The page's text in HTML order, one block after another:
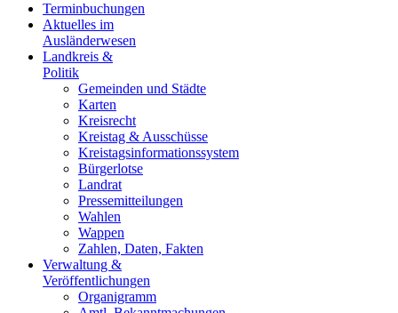
Terminbuchungen
Aktuelles im
Ausländerwesen
Landkreis &
Politik
Gemeinden und Städte
Karten
Kreisrecht
Kreistag & Ausschüsse
Kreistagsinformationssystem
Bürgerlotse
Landrat
Pressemitteilungen
Wahlen
Wappen
Zahlen, Daten, Fakten
Verwaltung &
Veröffentlichungen
Organigramm